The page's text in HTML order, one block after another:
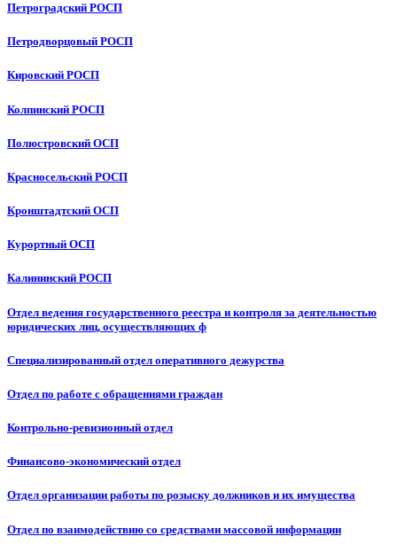
Петроградский РОСП
Петродворцовый РОСП
Кировский РОСП
Колпинский РОСП
Полюстровский ОСП
Красносельский РОСП
Кронштадтский ОСП
Курортный ОСП
Калининский РОСП
Отдел ведения государственного реестра и контроля за деятельностью
юридических лиц, осуществляющих ф
Специализированный отдел оперативного дежурства
Отдел по работе с обращениями граждан
Контрольно-ревизионный отдел
Финансово-экономический отдел
Отдел организации работы по розыску должников и их имущества
Отдел по взаимодействию со средствами массовой информации